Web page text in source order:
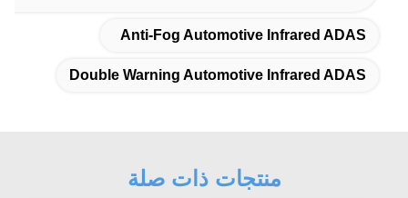
Anti-Fog Automotive Infrared ADAS
Double Warning Automotive Infrared ADAS
منتجات ذات صلة